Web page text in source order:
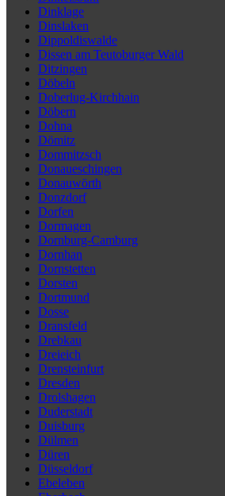
Dinklage
Dinslaken
Dippoldiswalde
Dissen am Teutoburger Wald
Ditzingen
Döbeln
Doberlug-Kirchhain
Döbern
Dohna
Dömitz
Dommitzsch
Donaueschingen
Donauwörth
Donzdorf
Dorfen
Dormagen
Dornburg-Camburg
Dornhan
Dornstetten
Dorsten
Dortmund
Dosse
Dransfeld
Drebkau
Dreieich
Drensteinfurt
Dresden
Drolshagen
Duderstadt
Duisburg
Dülmen
Düren
Düsseldorf
Ebeleben